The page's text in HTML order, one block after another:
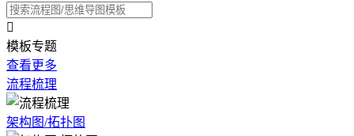

模板专题
查看更多
流程梳理
架构图/拓扑图